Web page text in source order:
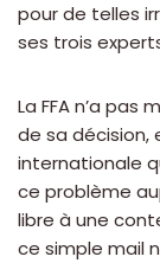
pour de telles
ses trois
La FFA n’a pas
de sa décision,
internationale
ce problème
libre à une
ce simple mail